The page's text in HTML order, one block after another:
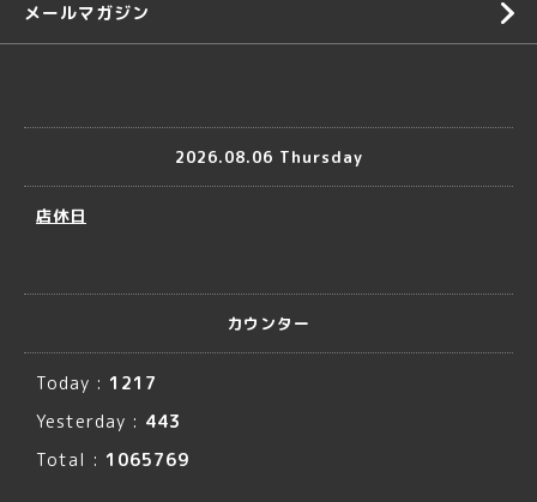
メールマガジン
2026.08.06 Thursday
店休日
カウンター
Today : 1217
Yesterday : 443
Total : 1065769